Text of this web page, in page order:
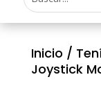
Inicio /
Joystick